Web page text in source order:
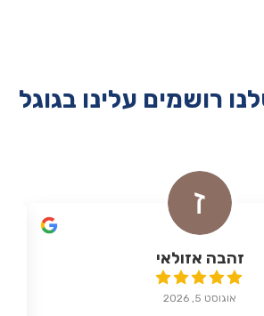
רושמים עלינו בגוגל
זהבה אזולאי
אוגוסט 5, 2026